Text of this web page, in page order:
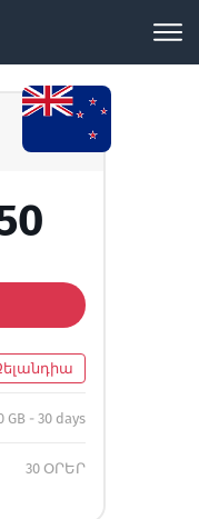
GB - 30 days
30 ՕՐԵՐ